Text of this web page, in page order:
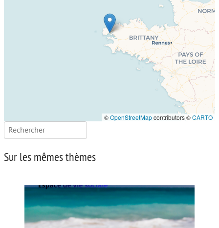
©OpenStreetMapcontributors ©CARTO
Rechercher :
Sur les mêmes thèmes